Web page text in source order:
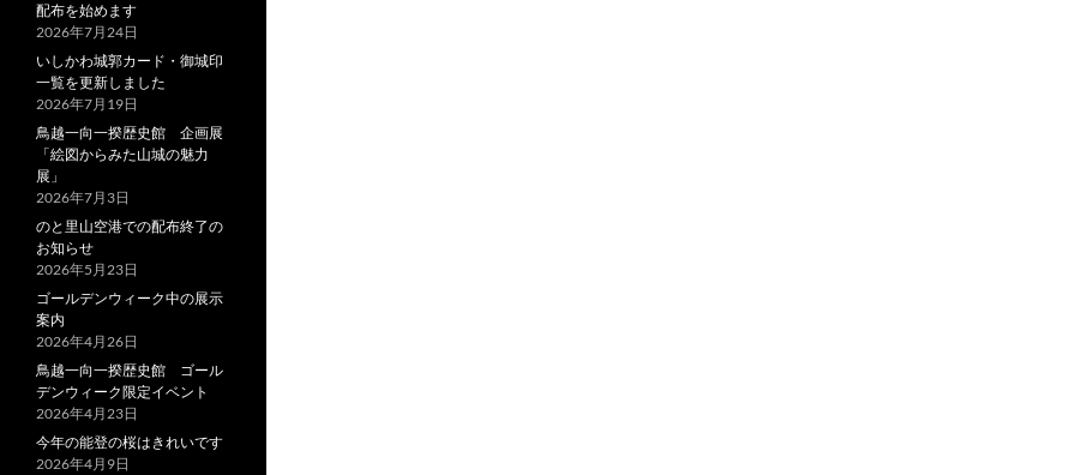
配布を始めます
2026年7月24日
いしかわ城郭カード・御城印
一覧を更新しました
2026年7月19日
鳥越一向一揆歴史館 企画展
「絵図からみた山城の魅力
展」
2026年7月3日
のと里山空港での配布終了の
お知らせ
2026年5月23日
ゴールデンウィーク中の展示
案内
2026年4月26日
鳥越一向一揆歴史館 ゴール
デンウィーク限定イベント
2026年4月23日
今年の能登の桜はきれいです
2026年4月9日